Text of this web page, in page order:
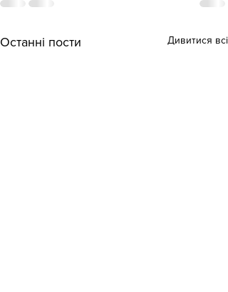
Останні пости Дивитися всі